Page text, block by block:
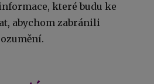
které budu ke
abychom zabránili